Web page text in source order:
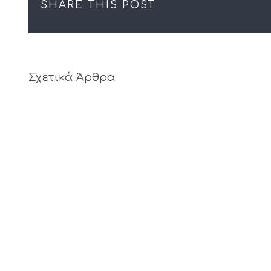
SHARE THIS POST
Σχετικά Άρθρα